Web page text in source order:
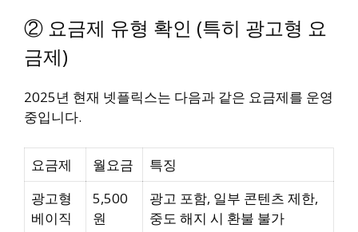
② 요금제 유형 확인 (특히 광고형 요
금제)
2025년 현재 넷플릭스는 다음과 같은 요금제를 운영
중입니다.
요금제 월요금
특징
광고형
베이직
5,500
원
광고 포함, 일부 콘텐츠 제한,
중도 해지 시 환불 불가